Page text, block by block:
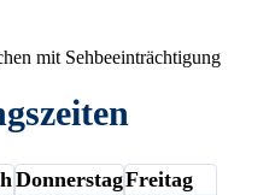
mit Sehbeeinträchtigung
DonnerstagFreitag